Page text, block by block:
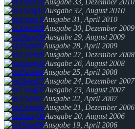
Ausgabe 33, Dezember 2010
Ausgabe 32, August 2010
Ausgabe 31, April 2010
Ausgabe 30, Dezember 2009
Ausgabe 29, August 2009
Ausgabe 28, April 2009
Ausgabe 27, Dezember 2008
Ausgabe 26, August 2008
Ausgabe 25, April 2008
Ausgabe 24, Dezember 2007
Ausgabe 23, August 2007
Ausgabe 22, April 2007
Ausgabe 21, Dezember 2006
Ausgabe 20, August 2006
Ausgabe 19, April 2006